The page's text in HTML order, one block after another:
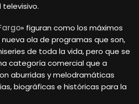
» figuran como los máximos
ola de programas que son,
de toda la vida, pero que se
categoría comercial que a
aburridas y melodramáticas
biográficas e históricas para la